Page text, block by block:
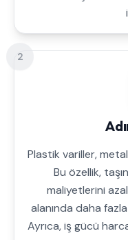
2
Plastik variller,
Bu özellik,
maliyetlerini
alanında daha
Ayrıca, iş gücü